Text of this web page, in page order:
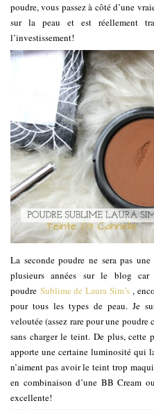
poudre, vous passez à côté d’une
sur la peau et est réellement
l’investissement!
La seconde poudre ne sera pas
plusieurs années sur le blog
poudre Sublime de Laura Sim’s,
pour tous les types de peau. Je
veloutée (assez rare pour une
sans charger le teint. De plus, cette
apporte une certaine luminosité qui
n’aiment pas avoir le teint trop
en combinaison d’une BB Cream
excellente!